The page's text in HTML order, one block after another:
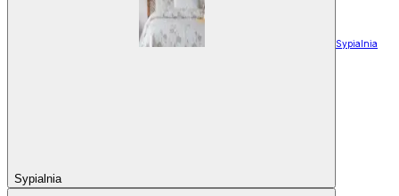
Sypialnia
Sypialnia